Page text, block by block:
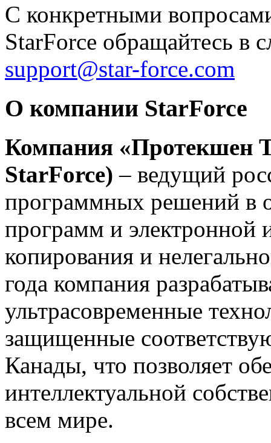
С конкретными
StarForce обращайтесь в
support@star-force.com
О компании StarForce
Компания «Протекшен
StarForce) – ведущий
программных решений в
программ и электронной
копирования и
года компания
ультрасовременные
защищенные
Канады, что позволяет
интеллектуальной
всем мире.